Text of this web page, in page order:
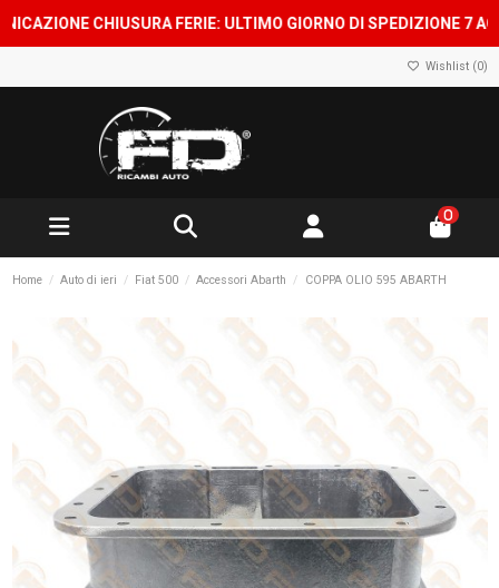
CHIUSURA FERIE: ULTIMO GIORNO DI SPEDIZIONE 7
Wishlist (0)
0
Home Auto di ieri Fiat 500 Accessori Abarth COPPA OLIO 595 ABARTH